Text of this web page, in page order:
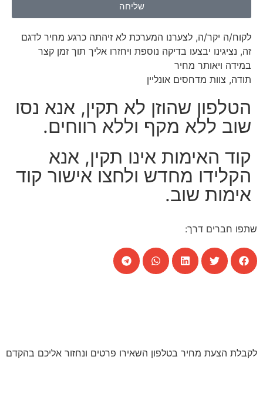
שליחה
לקוח/ה יקר/ה, לצערנו המערכת לא זיהתה כרגע מחיר לדגם
זה, נציגינו יבצעו בדיקה נוספת ויחזרו אליך תוך זמן קצר
במידה ויאותר מחיר
תודה, צוות מדחסים אונליין
הטלפון שהוזן לא תקין, אנא נסו
שוב ללא מקף וללא רווחים.
קוד האימות אינו תקין, אנא
הקלידו מחדש ולחצו אישור קוד
אימות שוב.
שתפו חברים דרך:
לקבלת הצעת מחיר בטלפון השאירו פרטים ונחזור אליכם בהקדם